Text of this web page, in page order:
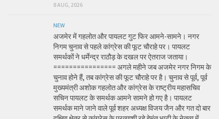
8 AUG, 2026
NEW
अजमेर में गहलोत और पायलट गुट फिर आमने-सामने। नगर
निगम चुनाव से पहले कांग्रेस की फूट चौराहे पर। पायलट
समर्थकों ने धर्मेन्द्र राठौड़ के दखल पर ऐतराज जताया।
================ अगले महीने जब अजमेर नगर निगम के
चुनाव होने हैं, तब कांग्रेस की फूट चौराहे पर है। चुनाव से पूर्व, पूर्व
मुख्यमंत्री अशोक गहलोत और कांग्रेस के राष्ट्रीय महासचिव
सचिन पायलट के समर्थक आमने सामने हो गए है। पायलट
समर्थक माने जाने वाले पूर्व शहर अध्यक्ष विजय जैन और गत दो बार